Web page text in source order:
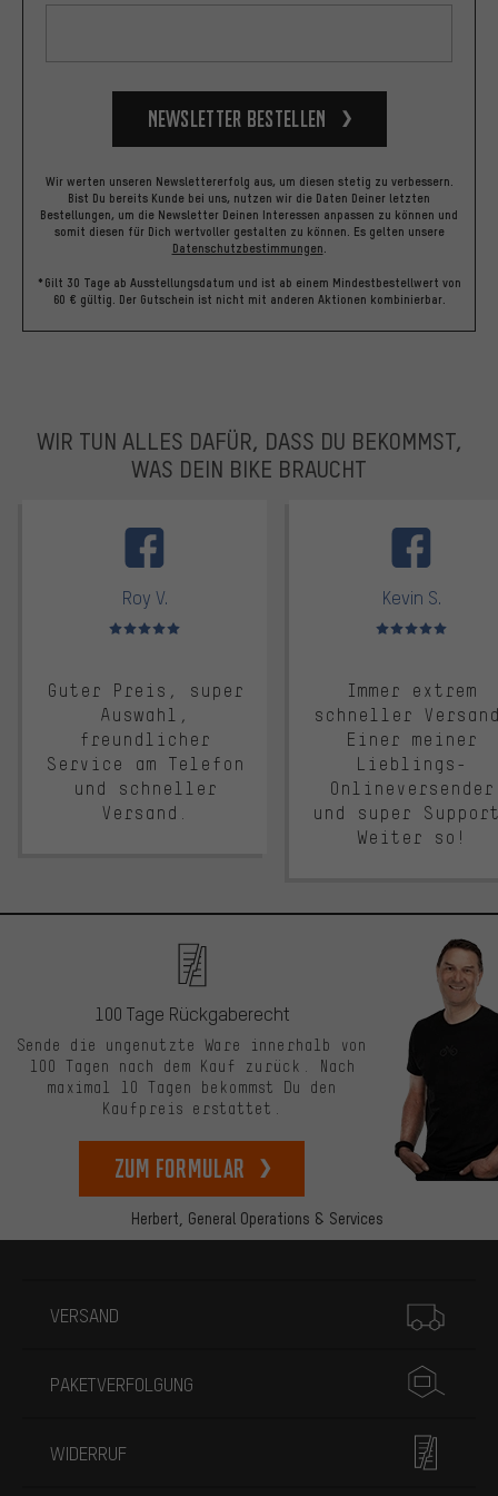
Newsletter bestellen
Wir werten unseren Newslettererfolg aus, um diesen stetig zu verbessern.
Bist Du bereits Kunde bei uns, nutzen wir die Daten Deiner letzten
Bestellungen, um die Newsletter Deinen Interessen anpassen zu können und
somit diesen für Dich wertvoller gestalten zu können. Es gelten unsere
Datenschutzbestimmungen.
*Gilt 30 Tage ab Ausstellungsdatum und ist ab einem Mindestbestellwert von
60 € gültig. Der Gutschein ist nicht mit anderen Aktionen kombinierbar.
WIR TUN ALLES DAFÜR, DASS DU BEKOMMST,
WAS DEIN BIKE BRAUCHT
Roy V.
Bewertungen: 5 von 5
Guter Preis, super
Auswahl,
freundlicher
Service am Telefon
und schneller
Versand.
Kevin S.
Bewertungen: 5 von 5
Immer extrem
schneller
Einer meiner
Lieblings-
Onlineversender
und super
Weiter so!
Herbert, General Operations & Services
100 Tage Rückgaberecht
Sende die ungenutzte Ware innerhalb von
100 Tagen nach dem Kauf zurück. Nach
maximal 10 Tagen bekommst Du den
Kaufpreis erstattet.
zum Formular
VERSAND
PAKETVERFOLGUNG
WIDERRUF